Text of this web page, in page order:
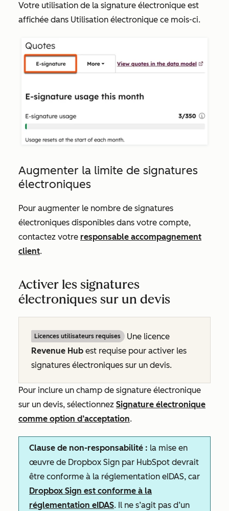
Votre utilisation de la signature électronique est
affichée dans Utilisation électronique ce mois-ci.
Augmenter la limite de signatures
électroniques
Pour augmenter le nombre de signatures
électroniques disponibles dans votre compte,
contactez votre responsable accompagnement
client.
Activer les signatures
électroniques sur un devis
Licences utilisateurs requises
Une licence
Revenue Hub est requise pour activer les
signatures électroniques sur un devis.
Pour inclure un champ de signature électronique
sur un devis, sélectionnez Signature électronique
comme option d’acceptation.
Clause de non-responsabilité : la mise en
œuvre de Dropbox Sign par HubSpot devrait
être conforme à la réglementation eIDAS, car
Dropbox Sign est conforme à la
réglementation eIDAS. Il ne s’agit pas d’un